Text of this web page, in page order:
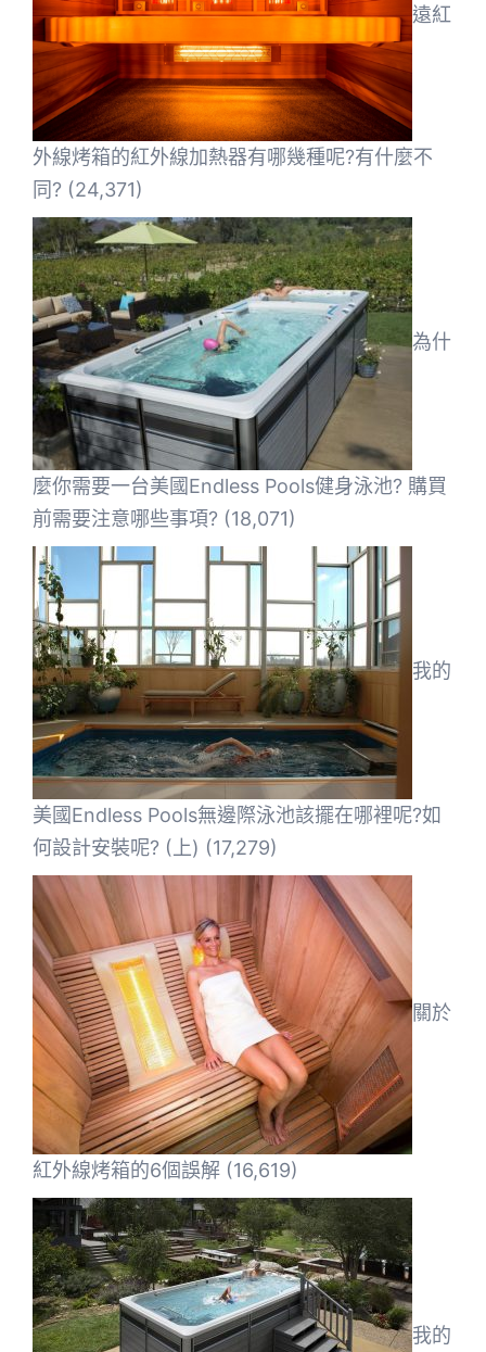
遠紅
外線烤箱的紅外線加熱器有哪幾種呢?有什麼不
同? (24,371)
為什
麼你需要一台美國Endless Pools健身泳池? 購買
前需要注意哪些事項? (18,071)
我的
美國Endless Pools無邊際泳池該擺在哪裡呢?如
何設計安裝呢? (上) (17,279)
關於
紅外線烤箱的6個誤解 (16,619)
我的